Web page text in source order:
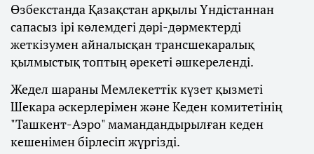
Өзбекстанда Қазақстан арқылы Үндістаннан
сапасыз ірі көлемдегі дәрі-дәрмектерді
жеткізумен айналысқан трансшекаралық
қылмыстық топтың әрекеті әшкереленді.
Жедел шараны Мемлекеттік күзет қызметі
Шекара әскерлерімен және Кеден комитетінің
"Ташкент-Аэро" мамандандырылған кеден
кешенімен бірлесіп жүргізді.